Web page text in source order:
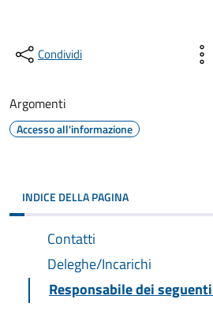
Condividi
Argomenti
Accesso all'informazione
INDICE DELLA PAGINA
Contatti
Deleghe/Incarichi
Responsabile dei